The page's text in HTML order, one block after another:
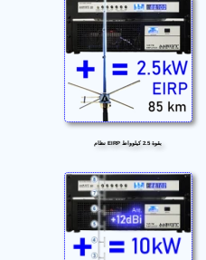
نظام EIRP بقوة 2.5 كيلوواط